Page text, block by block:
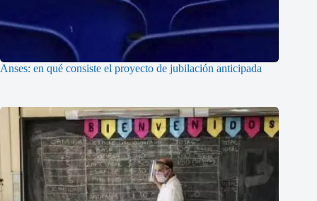
Anses: en qué consiste el proyecto de jubilación anticipada